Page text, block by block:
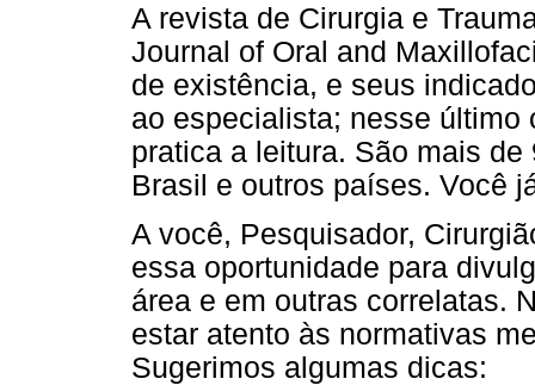
A revista de Cirurgia e
Journal of Oral and
de existência, e seus
ao especialista; nesse último
pratica a leitura. São mais
Brasil e outros países. Você
A você, Pesquisador,
essa oportunidade para
área e em outras correlatas.
estar atento às normativas
Sugerimos algumas dicas: